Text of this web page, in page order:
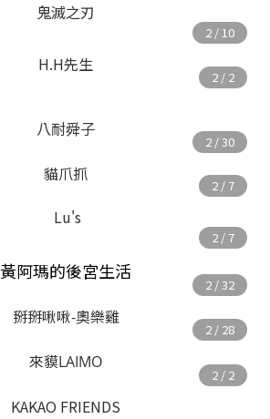
鬼滅之刃
H.H先生
八耐舜子
貓爪抓
Lu's
黃阿瑪的後宮生活
掰掰啾啾-奧樂雞
來貘LAIMO
KAKAO FRIENDS